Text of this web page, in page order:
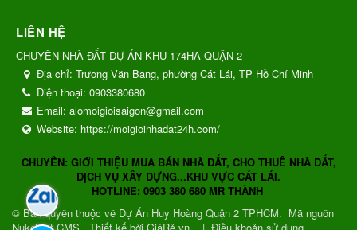
LIÊN HỆ
CHUYÊN NHÀ ĐẤT DỰ ÁN KHU 174HA QUẬN 2
Địa chỉ: Trương Văn Bang, phường Cát Lái, TP Hồ Chí Minh
Điện thoại: 0903380680
Email: alomoigioisaigon@gmail.com
Website: https://moigioinhadat24h.com/
CHUYÊN: GIỚI THIỆU MUA BÁN NHÀ ĐẤT, CHO THUÊ NHÀ ĐẤT,
DỊCH VỤ XÂY DỰNG...KHU VỰC CÁT LÁI.
HOTLINE: 0903 380 680 MR THÀNH
© Bản quyền thuộc về Dự Án Huy Hoàng Quận 2 TPHCM. Mã nguồn